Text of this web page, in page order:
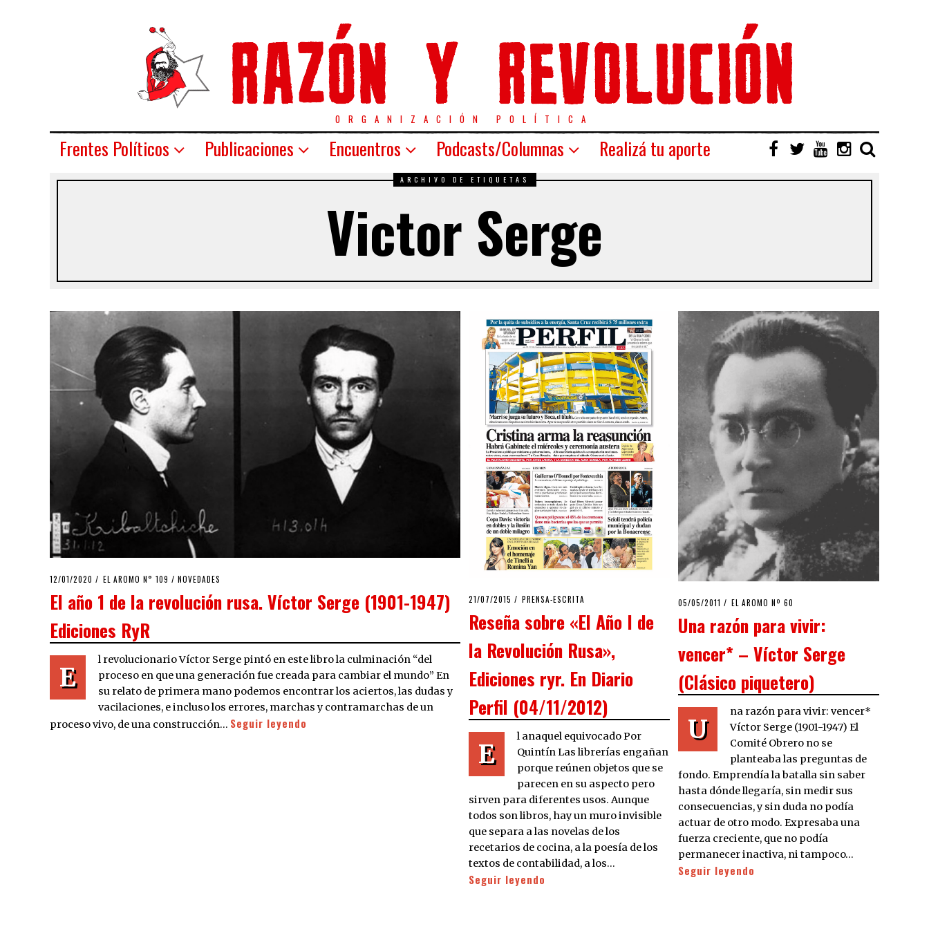
ORGANIZACIÓN POLÍTICA
Frentes Políticos Publicaciones Encuentros Podcasts/Columnas Realizá tu aporte
ARCHIVO DE ETIQUETAS
Victor Serge
POSTED
12/01/2020 07/04/2020
EL AROMO N° 109 / NOVEDADES
El año 1 de la revolución rusa. Víctor Serge (1901-1947)
Ediciones RyR
E
l revolucionario Víctor Serge pintó en este libro la culminación “del
proceso en que una generación fue creada para cambiar el mundo” En
su relato de primera mano podemos encontrar los aciertos, las dudas y
vacilaciones, e incluso los errores, marchas y contramarchas de un
proceso vivo, de una construcción… Seguir leyendo
POSTED
21/07/2015 PRENSA-ESCRITA
Reseña sobre «El Año I de
la Revolución Rusa»,
Ediciones ryr. En Diario
Perfil (04/11/2012)
E
l anaquel equivocado Por
Quintín Las librerías engañan
porque reúnen objetos que se
parecen en su aspecto pero
sirven para diferentes usos. Aunque
todos son libros, hay un muro invisible
que separa a las novelas de los
recetarios de cocina, a la poesía de los
textos de contabilidad, a los…
Seguir leyendo
POSTED
05/05/2011 08/08/2020
EL AROMO Nº 60
Una razón para vivir:
vencer* – Víctor Serge
(Clásico piquetero)
U
na razón para vivir: vencer*
Víctor Serge (1901-1947) El
Comité Obrero no se
planteaba las preguntas de
fondo. Emprendía la batalla sin saber
hasta dónde llegaría, sin medir sus
consecuencias, y sin duda no podía
actuar de otro modo. Expresaba una
fuerza creciente, que no podía
permanecer inactiva, ni tampoco…
Seguir leyendo